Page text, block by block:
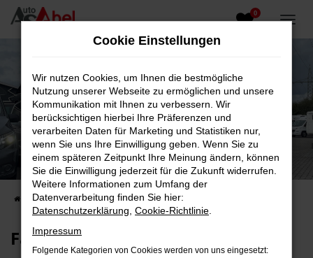
Zum
0
Fahrzeug-Showroom
Top Auswahl an Reisemobilen und PKW
Startseite Fahrzeugangebote Fahrzeugsuche
Fahrzeug-Showroom
Cookie Einstellungen
Wir nutzen Cookies, um Ihnen die bestmögliche
Nutzung unserer Webseite zu ermöglichen und unsere
Kommunikation mit Ihnen zu verbessern. Wir
berücksichtigen hierbei Ihre Präferenzen und
verarbeiten Daten für Marketing und Statistiken nur,
wenn Sie uns Ihre Einwilligung geben. Wenn Sie zu
einem späteren Zeitpunkt Ihre Meinung ändern, können
Sie die Einwilligung jederzeit für die Zukunft widerrufen.
Weitere Informationen zum Umfang der
Datenverarbeitung finden Sie hier:
Datenschutzerklärung Cookie-Richtlinie
Impressum
Folgende Kategorien von Cookies werden von uns eingesetzt: